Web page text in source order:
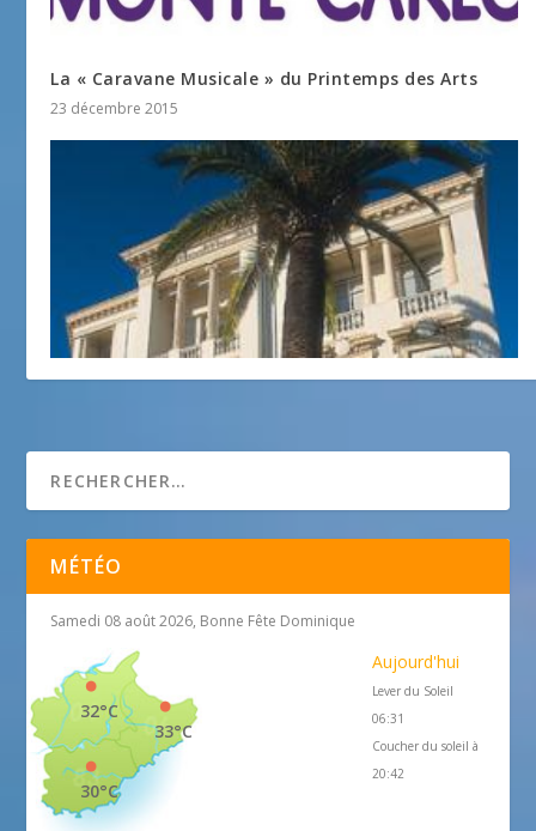
La « Caravane Musicale » du Printemps des Arts
23 décembre 2015
MÉTÉO
Samedi 08 août 2026, Bonne Fête Dominique
33°C
32°C
30°C
Aujourd'hui
Lever du Soleil
06:31
Coucher du soleil à
20:42